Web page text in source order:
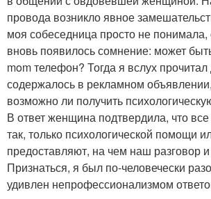
провода возникло явное
моя собеседница просто не понимала,
вновь появилось сомнение: может
mom телефон? Тогда я вслух
содержалось в рекламном
возможно ли получить
В ответ женщина подтвердила, что
так, только психологической помощи
предоставляют, на чем наш разговор и
Признаться, я был по-человечески
удивлен непрофессионализмом